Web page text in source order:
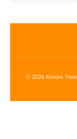
© 2026 Kiosko